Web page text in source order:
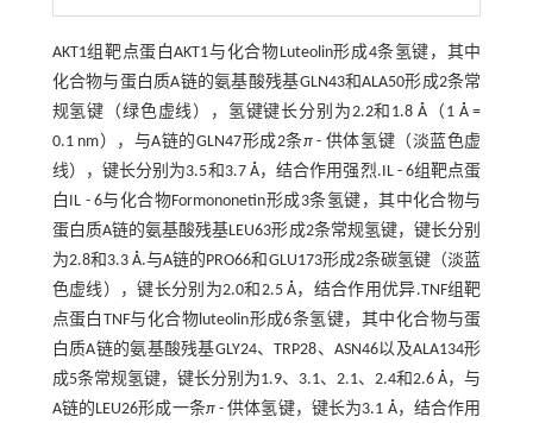
AKT1组靶点蛋白AKT1与化合物Luteolin形成4条氢键，其中
化合物与蛋白质A链的氨基酸残基GLN43和ALA50形成2条常
规氢键（绿色虚线），氢键键长分别为2.2和1.8 Å（1 Å =
0.1 nm），与A链的GLN47形成2条π- 供体氢键（淡蓝色虚
线），键长分别为3.5和3.7 Å，结合作用强烈.IL - 6组靶点蛋
白IL - 6与化合物Formononetin形成3条氢键，其中化合物与
蛋白质A链的氨基酸残基LEU63形成2条常规氢键，键长分别
为2.8和3.3 Å.与A链的PRO66和GLU173形成2条碳氢键（淡蓝
色虚线），键长分别为2.0和2.5 Å，结合作用优异.TNF组靶
点蛋白TNF与化合物luteolin形成6条氢键，其中化合物与蛋
白质A链的氨基酸残基GLY24、TRP28、ASN46以及ALA134形
成5条常规氢键，键长分别为1.9、3.1、2.1、2.4和2.6 Å，与
A链的LEU26形成一条π- 供体氢键，键长为3.1 Å，结合作用